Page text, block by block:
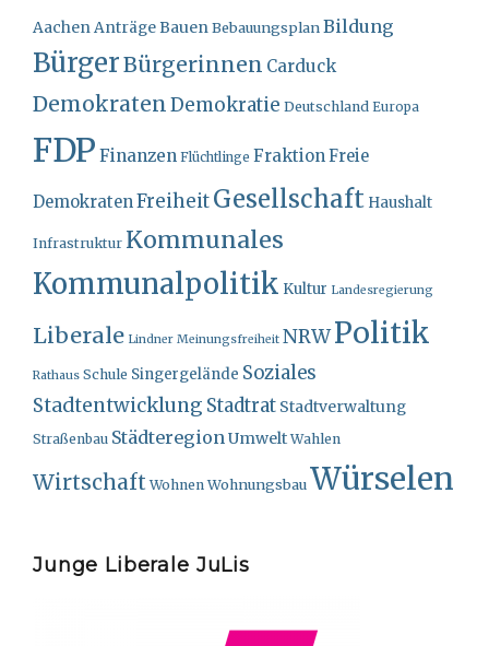
AachenAnträgeBauenBebauungsplanBildung
BürgerBürgerinnen Carduck
DemokratenDemokratie Deutschland Europa
FDP Finanzen Flüchtlinge FraktionFreie
DemokratenFreiheitGesellschaft Haushalt
Infrastruktur Kommunales
Kommunalpolitik Kultur Landesregierung
Liberale Lindner Meinungsfreiheit NRWPolitik
Rathaus Schule Singergelände Soziales
Stadtentwicklung Stadtrat Stadtverwaltung
Straßenbau StädteregionUmwelt Wahlen
Wirtschaft Wohnen WohnungsbauWürselen
Junge Liberale JuLis